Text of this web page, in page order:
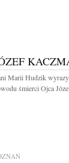
Marii Hudzik wyrazy
śmierci Ojca